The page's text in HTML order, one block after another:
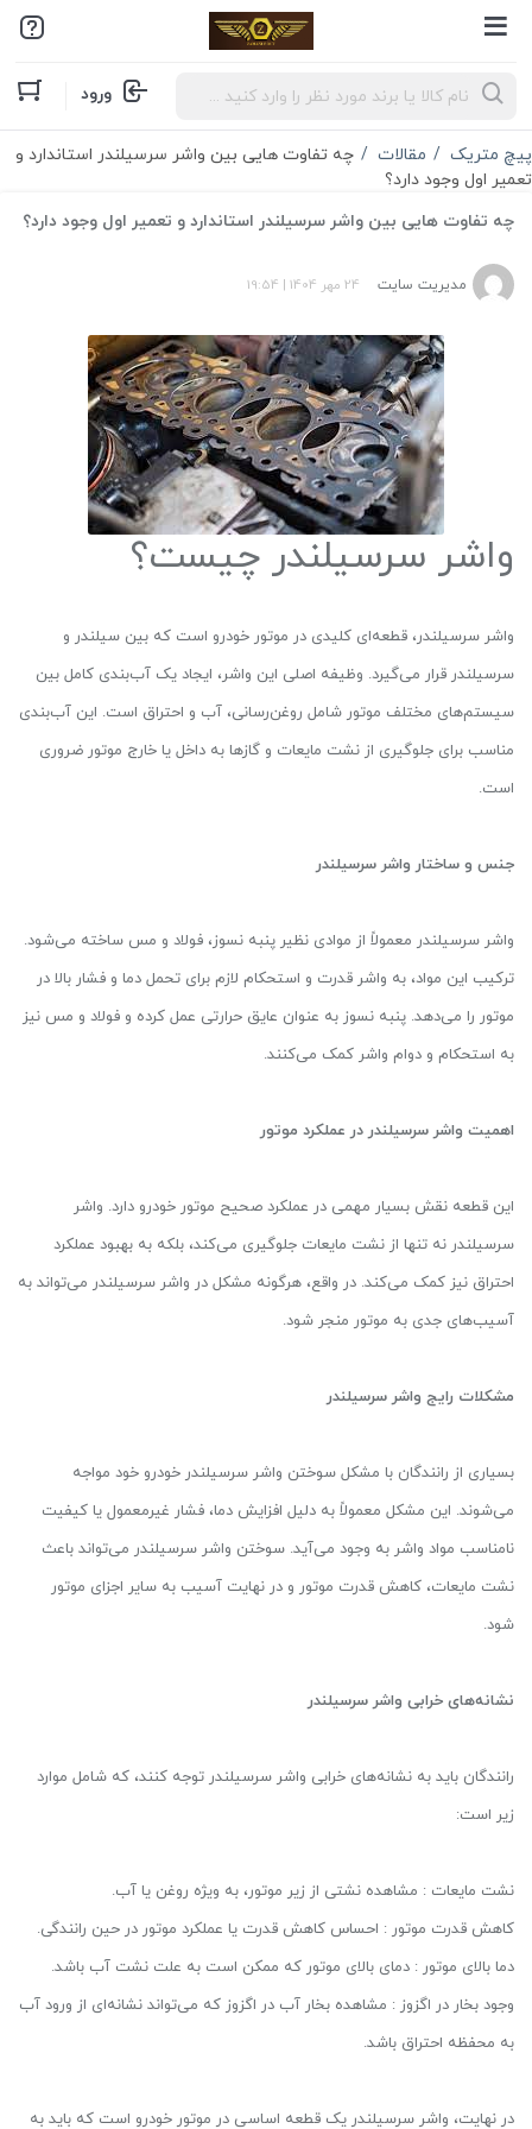
Products
search ورود
پیچ متریک مقالات
چه تفاوت‌ هایی بین واشر سرسیلندر استاندارد و
تعمیر اول وجود دارد؟
چه تفاوت‌ هایی بین واشر سرسیلندر استاندارد و تعمیر اول وجود دارد؟
مدیریت سایت 24 مهر 1404 |
19:54
واشر سرسیلندر چیست؟
واشر سرسیلندر، قطعه‌ای کلیدی در موتور خودرو است که بین سیلندر و
سرسیلندر قرار می‌گیرد. وظیفه اصلی این واشر، ایجاد یک آب‌بندی کامل بین
سیستم‌های مختلف موتور شامل روغن‌رسانی، آب و احتراق است. این آب‌بندی
مناسب برای جلوگیری از نشت مایعات و گازها به داخل یا خارج موتور ضروری
است.
جنس و ساختار واشر سرسیلندر
واشر سرسیلندر معمولاً از موادی نظیر پنبه نسوز، فولاد و مس ساخته می‌شود.
ترکیب این مواد، به واشر قدرت و استحکام لازم برای تحمل دما و فشار بالا در
موتور را می‌دهد. پنبه نسوز به عنوان عایق حرارتی عمل کرده و فولاد و مس نیز
به استحکام و دوام واشر کمک می‌کنند.
اهمیت واشر سرسیلندر در عملکرد موتور
این قطعه نقش بسیار مهمی در عملکرد صحیح موتور خودرو دارد. واشر
سرسیلندر نه تنها از نشت مایعات جلوگیری می‌کند، بلکه به بهبود عملکرد
احتراق نیز کمک می‌کند. در واقع، هرگونه مشکل در واشر سرسیلندر می‌تواند به
آسیب‌های جدی به موتور منجر شود.
مشکلات رایج واشر سرسیلندر
بسیاری از رانندگان با مشکل سوختن واشر سرسیلندر خودرو خود مواجه
می‌شوند. این مشکل معمولاً به دلیل افزایش دما، فشار غیرمعمول یا کیفیت
نامناسب مواد واشر به وجود می‌آید. سوختن واشر سرسیلندر می‌تواند باعث
نشت مایعات، کاهش قدرت موتور و در نهایت آسیب به سایر اجزای موتور
شود.
نشانه‌های خرابی واشر سرسیلندر
رانندگان باید به نشانه‌های خرابی واشر سرسیلندر توجه کنند، که شامل موارد
زیر است:
نشت مایعات : مشاهده نشتی از زیر موتور، به ویژه روغن یا آب.
کاهش قدرت موتور : احساس کاهش قدرت یا عملکرد موتور در حین رانندگی.
دما بالای موتور : دمای بالای موتور که ممکن است به علت نشت آب باشد.
وجود بخار در اگزوز : مشاهده بخار آب در اگزوز که می‌تواند نشانه‌ای از ورود آب
به محفظه احتراق باشد.
در نهایت، واشر سرسیلندر یک قطعه اساسی در موتور خودرو است که باید به